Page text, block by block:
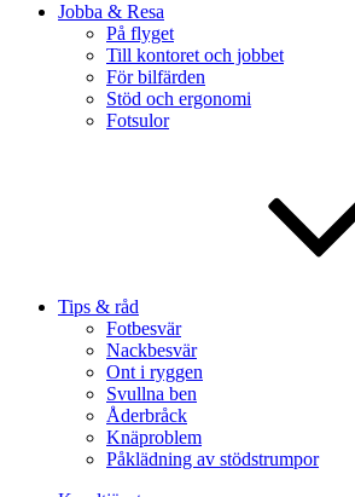
Jobba & Resa
På flyget
Till kontoret och jobbet
För bilfärden
Stöd och ergonomi
Fotsulor
Tips & råd
Fotbesvär
Nackbesvär
Ont i ryggen
Svullna ben
Åderbråck
Knäproblem
Påklädning av stödstrumpor